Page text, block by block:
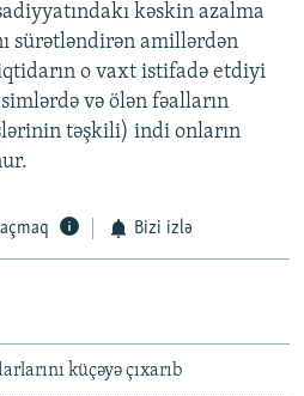
kəskin azalma
sürətləndirən amillərdən
o vaxt istifadə etdiyi
və ölən fəalların
təşkili) indi onların
Bizi izlə
küçəyə çıxarıb